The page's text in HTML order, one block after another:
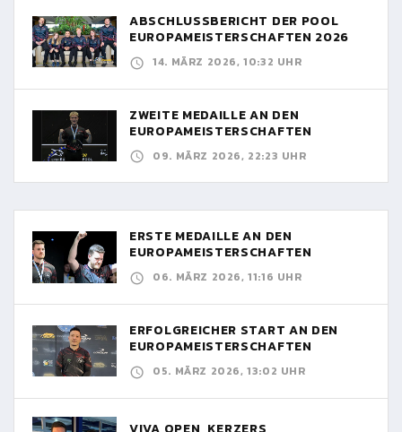
ABSCHLUSSBERICHT DER POOL
EUROPAMEISTERSCHAFTEN 2026
14. MÄRZ 2026, 10:32 UHR
ZWEITE MEDAILLE AN DEN
EUROPAMEISTERSCHAFTEN
09. MÄRZ 2026, 22:23 UHR
ERSTE MEDAILLE AN DEN
EUROPAMEISTERSCHAFTEN
06. MÄRZ 2026, 11:16 UHR
ERFOLGREICHER START AN DEN
EUROPAMEISTERSCHAFTEN
05. MÄRZ 2026, 13:02 UHR